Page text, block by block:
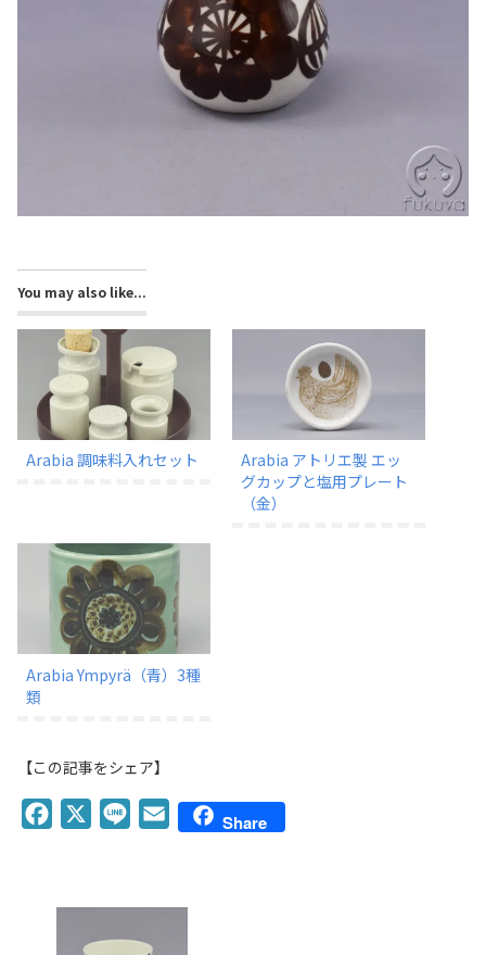
You may also like...
Arabia 調味料入れセット
Arabia アトリエ製 エッ
グカップと塩用プレート
（金）
Arabia Ympyrä（青）3種
類
【この記事をシェア】
e
e
E
i
Share